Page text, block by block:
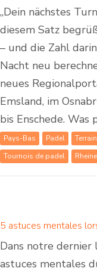
„Dein nächstes
diesem Satz
– und die Zahl
Nacht neu
neues
Emsland, im
bis Enschede.
Pays-Bas Padel
Tournois de padel
Rheine
Dans notre
astuces mentales